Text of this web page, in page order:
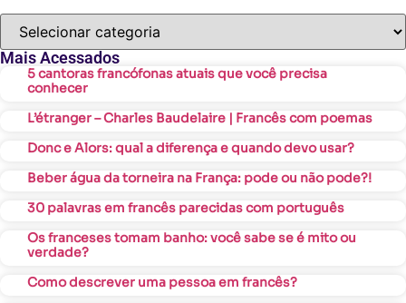
Mais Acessados
5 cantoras francófonas atuais que você precisa
conhecer
L’étranger – Charles Baudelaire | Francês com poemas
Donc e Alors: qual a diferença e quando devo usar?
Beber água da torneira na França: pode ou não pode?!
30 palavras em francês parecidas com português
Os franceses tomam banho: você sabe se é mito ou
verdade?
Como descrever uma pessoa em francês?